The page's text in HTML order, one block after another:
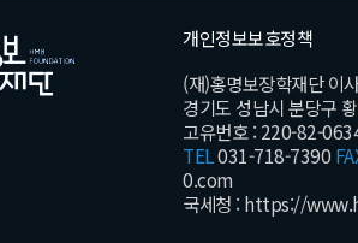
개인정보보호정책
(재)홍명보장학재단 이
경기도 성남시 분당구
고유번호 : 220-82-
TEL031-718-7390
0.com
국세청 : https://